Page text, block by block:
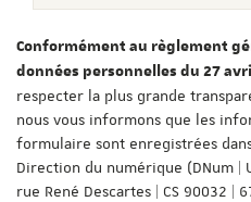
Conformément au règlement
données personnelles du 27
respecter la plus grande
nous vous informons que les
formulaire sont enregistrées
Direction du numérique (DNum |
rue René Descartes | CS 90032 |